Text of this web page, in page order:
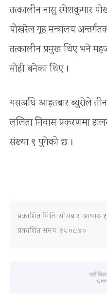
तत्कालीन नासु रमेशकुमार
पोखरेल गृह मन्त्रालय
तत्कालीन प्रमुख थिए भने
मोही बनेका थिए ।
यसअघि आइतबार ब्युरोले तीन
ललिता निवास प्रकरणमा
संख्या ९ पुगेको छ ।
प्रकाशित मिति: सोमबार, आषाढ
प्रकाशित समय: १५:०८:४०